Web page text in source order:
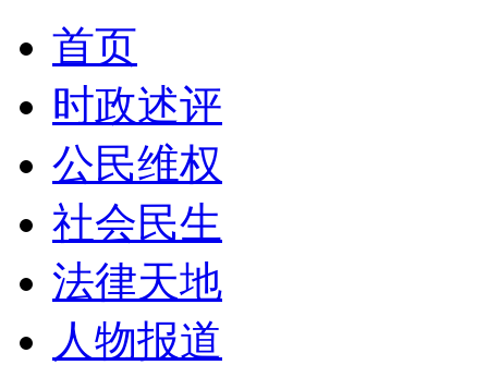
首页
时政述评
公民维权
社会民生
法律天地
人物报道